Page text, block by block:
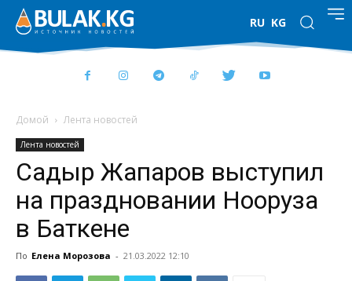
RU KG
Домой Лента новостей
Лента новостей
Садыр Жапаров выступил
на праздновании Нооруза
в Баткене
По Елена Морозова - 21.03.2022 12:10